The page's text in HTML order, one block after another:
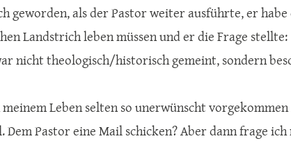
geworden, als der Pastor weiter ausführte, er
Landstrich leben müssen und er die Frage
nicht theologisch/historisch gemeint, sondern
Leben selten so unerwünscht
Dem Pastor eine Mail schicken? Aber dann frage